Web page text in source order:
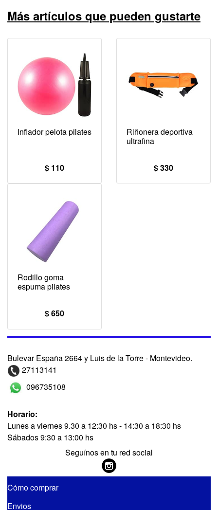
Más artículos que pueden gustarte
Inflador pelota pilates
$ 110
Riñonera deportiva
ultrafina
$ 330
Rodillo goma
espuma pilates
$ 650
Bulevar España 2664 y Luis de la Torre - Montevideo.
27113141
096735108
Horario:
Lunes a viernes 9.30 a 12:30 hs - 14:30 a 18:30 hs
Sábados 9:30 a 13:00 hs
Seguínos en tu red social
Cómo comprar
Envios